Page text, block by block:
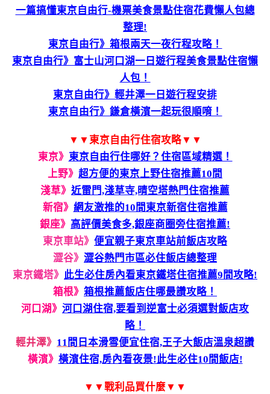
一篇搞懂東京自由行-機票美食景點住宿花費懶人包總
整理!
東京自由行》箱根兩天一夜行程攻略！
東京自由行》富士山河口湖一日遊行程美食景點住宿懶
人包！
東京自由行》輕井澤一日遊行程安排
東京自由行》鎌倉橫濱一起玩很順唷！
▼▼東京自由行住宿攻略▼▼
東京》 東京自由行住哪好？住宿區域精選！
上野》 超方便的東京上野住宿推薦10間
淺草》 近雷門,淺草寺,晴空塔熱門住宿推薦
新宿》 網友激推的10間東京新宿住宿推薦
銀座》 高評價美食多,銀座商圈旁住宿推薦!
東京車站》 便宜親子東京車站前飯店攻略
澀谷》 澀谷熱門市區必住飯店總整理
東京鐵塔》 此生必住房內看東京鐵塔住宿推薦9間攻略!
箱根》 箱根推薦飯店住哪最讚攻略！
河口湖》 河口湖住宿,要看到逆富士必須選對飯店攻
略！
輕井澤》 11間日本滑雪便宜住宿,王子大飯店溫泉超讚
橫濱》 橫濱住宿,房內看夜景!此生必住10間飯店!
▼▼戰利品買什麼▼▼